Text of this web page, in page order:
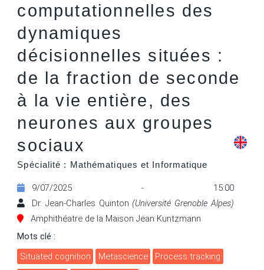
computationnelles des
dynamiques
décisionnelles situées :
de la fraction de seconde
à la vie entière, des
neurones aux groupes
sociaux
Spécialité : Mathématiques et Informatique
9/07/2025 - 15:00
Dr. Jean-Charles Quinton(Université Grenoble Alpes)
Amphithéatre de la Maison Jean Kuntzmann
Mots clé :
situated cognition
metascience
process tracking